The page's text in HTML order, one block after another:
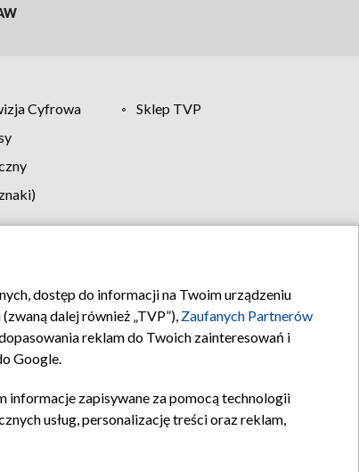
Cyfrowa
Sklep TVP
Kontakt
dostęp do informacji na Twoim urządzeniu
dalej również „TVP”), Zaufanych Partnerów
reklam do Twoich zainteresowań i
Google.
informacje zapisywane za pomocą technologii
usług, personalizację treści oraz reklam,